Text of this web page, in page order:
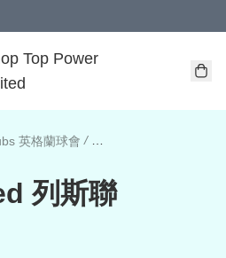
Top Power
英格蘭球會 / Leeds United 列斯聯
列斯聯